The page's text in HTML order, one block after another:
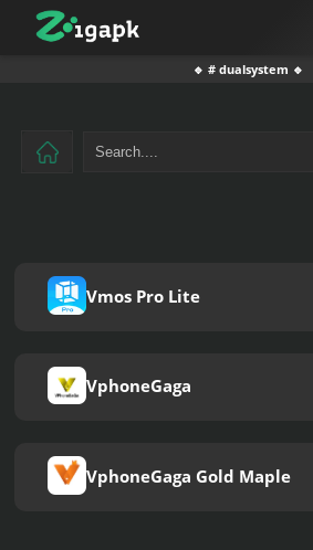
🔹 # dualsystem 🔹
Vmos Pro Lite
VphoneGaga
VphoneGaga Gold Maple